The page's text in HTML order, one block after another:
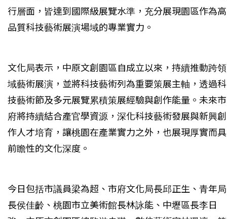
行層面，皆達到國際級展覽水準，充分展現園區作為高
品質科技藝術展演場域的專業實力。
文化局表示，中原文創園區自成立以來，持續推動跨領
域藝術展演，並將科技藝術列為重要策展主軸，透過科
技藝術節及多元展覽累積策展經驗與創作能量。未來市
府將持續結合產官學資源，深化科技藝術發展與新興創
作人才培育，讓桃園在產業實力之外，也展現厚實而具
前瞻性的文化深度。
今日包括市議員梁為超、市府文化局長邱正生、青年局
長侯佳齡、桃園市立美術館長林詠能、中壢區長李日